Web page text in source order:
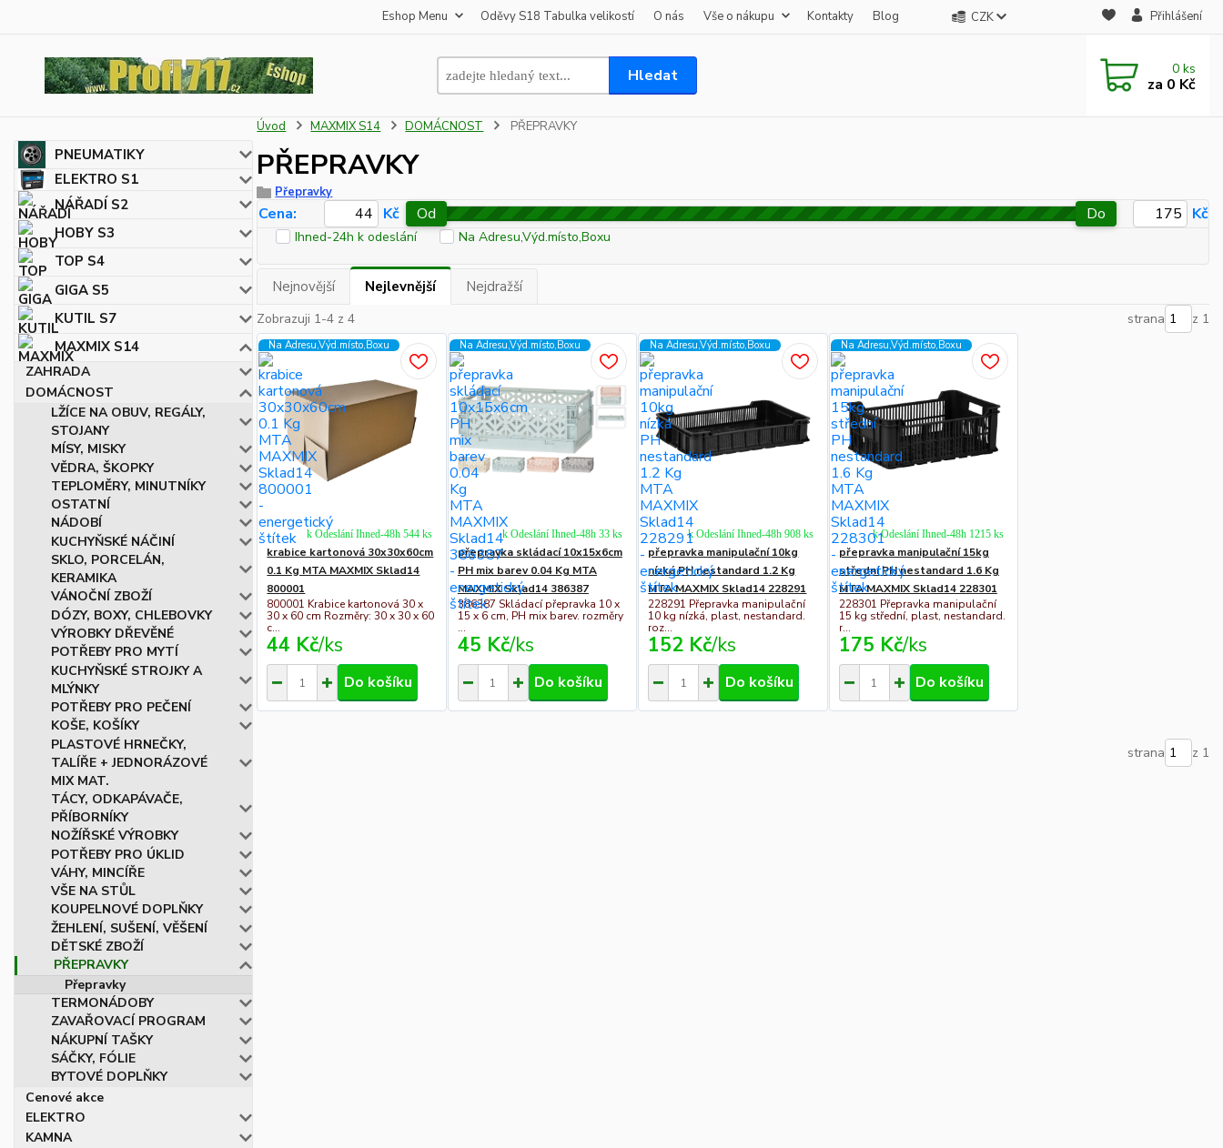
Eshop Menu Oděvy S18 Tabulka velikostí O nás Vše o nákupu Kontakty Blog CZK Přihlášení
Hledat 0 ks
za 0 Kč
PNEUMATIKY
ELEKTRO S1
NÁŘADÍ S2
HOBY S3
TOP S4
GIGA S5
KUTIL S7
MAXMIX S14
ZAHRADA
DOMÁCNOST
LŽÍCE NA OBUV, REGÁLY,
STOJANY
MÍSY, MISKY
VĚDRA, ŠKOPKY
TEPLOMĚRY, MINUTNÍKY
OSTATNÍ
NÁDOBÍ
KUCHYŇSKÉ NÁČINÍ
SKLO, PORCELÁN,
KERAMIKA
VÁNOČNÍ ZBOŽÍ
DÓZY, BOXY, CHLEBOVKY
VÝROBKY DŘEVĚNÉ
POTŘEBY PRO MYTÍ
KUCHYŇSKÉ STROJKY A
MLÝNKY
POTŘEBY PRO PEČENÍ
KOŠE, KOŠÍKY
PLASTOVÉ HRNEČKY,
TALÍŘE + JEDNORÁZOVÉ
MIX MAT.
TÁCY, ODKAPÁVAČE,
PŘÍBORNÍKY
NOŽÍŘSKÉ VÝROBKY
POTŘEBY PRO ÚKLID
VÁHY, MINCÍŘE
VŠE NA STŮL
KOUPELNOVÉ DOPLŇKY
ŽEHLENÍ, SUŠENÍ, VĚŠENÍ
DĚTSKÉ ZBOŽÍ
PŘEPRAVKY
Přepravky
TERMONÁDOBY
ZAVAŘOVACÍ PROGRAM
NÁKUPNÍ TAŠKY
SÁČKY, FÓLIE
BYTOVÉ DOPLŇKY
Cenové akce
ELEKTRO
KAMNA
Úvod MAXMIX S14 DOMÁCNOST PŘEPRAVKY
PŘEPRAVKY
Přepravky
Cena: Kč Od Do Kč
Ihned-24h k odeslání Na Adresu,Výd.místo,Boxu
Nejnovější Nejlevnější Nejdražší
Zobrazuji 1-4 z 4 strana z 1
Na Adresu,Výd.místo,Boxu
krabice kartonová 30x30x60cm
0.1 Kg MTA MAXMIX Sklad14
800001
800001 Krabice kartonová 30 x
30 x 60 cm Rozměry: 30 x 30 x 60
c...
44 Kč/ks
k Odeslání Ihned-48h 544 ks
Do košíku
Na Adresu,Výd.místo,Boxu
přepravka skládací 10x15x6cm
PH mix barev 0.04 Kg MTA
MAXMIX Sklad14 386387
386387 Skládací přepravka 10 x
15 x 6 cm, PH mix barev. rozměry
...
45 Kč/ks
k Odeslání Ihned-48h 33 ks
Do košíku
Na Adresu,Výd.místo,Boxu
přepravka manipulační 10kg
nízká PH nestandard 1.2 Kg
MTA MAXMIX Sklad14 228291
228291 Přepravka manipulační
10 kg nízká, plast, nestandard.
roz...
152 Kč/ks
k Odeslání Ihned-48h 908 ks
Do košíku
Na Adresu,Výd.místo,Boxu
přepravka manipulační 15kg
střední PH nestandard 1.6 Kg
MTA MAXMIX Sklad14 228301
228301 Přepravka manipulační
15 kg střední, plast, nestandard.
r...
175 Kč/ks
k Odeslání Ihned-48h 1215 ks
Do košíku
strana z 1